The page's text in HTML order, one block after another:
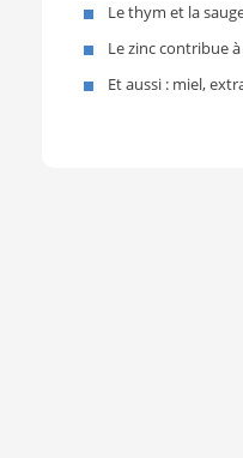
Le thym et la
Le zinc contribue
Et aussi : miel,